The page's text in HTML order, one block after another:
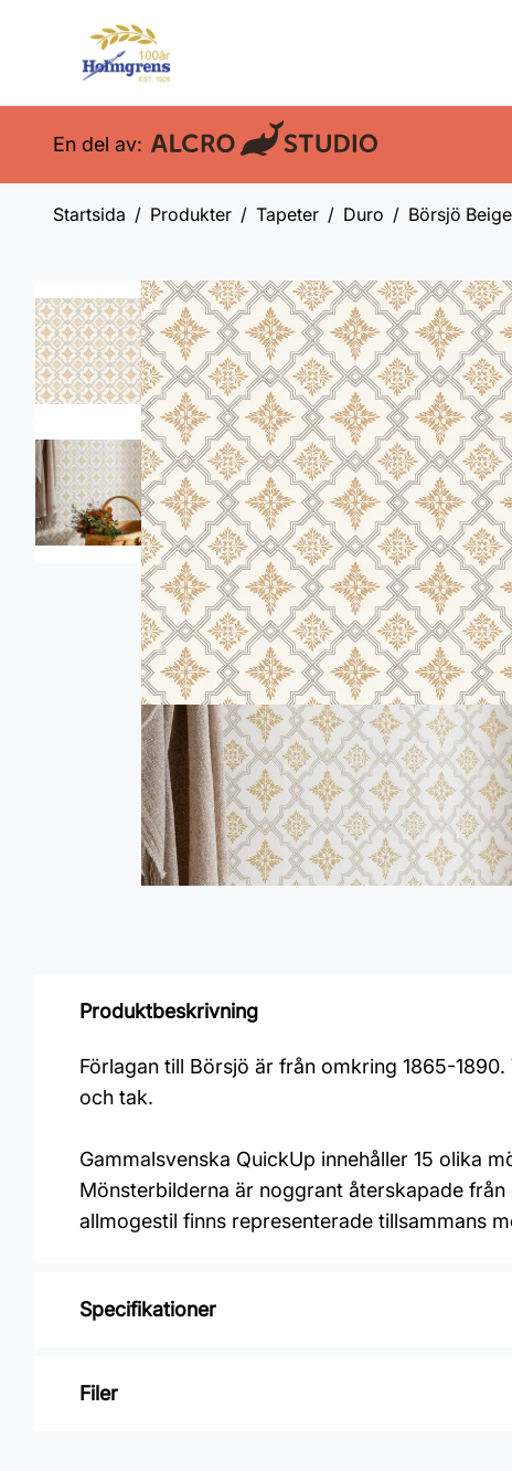
En del av:
Startsida Produkter Tapeter Duro Börsjö Beige
Produktbeskrivning
Förlagan till Börsjö är från omkring 1865-
och tak.
Gammalsvenska QuickUp innehåller 15 olika
Mönsterbilderna är noggrant återskapade
allmogestil finns representerade tillsammans
Specifikationer
Varumärke: Duro
Filer